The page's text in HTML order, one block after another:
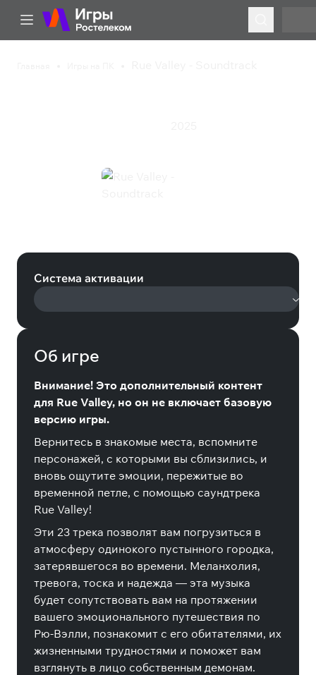
Система активации
Об игре
Внимание! Это дополнительный контент
для Rue Valley, но он не включает базовую
версию игры.
Вернитесь в знакомые места, вспомните
персонажей, с которыми вы сблизились, и
вновь ощутите эмоции, пережитые во
временной петле, с помощью саундтрека
Rue Valley!
Эти 23 трека позволят вам погрузиться в
атмосферу одинокого пустынного городка,
затерявшегося во времени. Меланхолия,
тревога, тоска и надежда — эта музыка
будет сопутствовать вам на протяжении
вашего эмоционального путешествия по
Рю-Вэлли, познакомит с его обитателями, их
жизненными трудностями и поможет вам
взглянуть в лицо собственным демонам.